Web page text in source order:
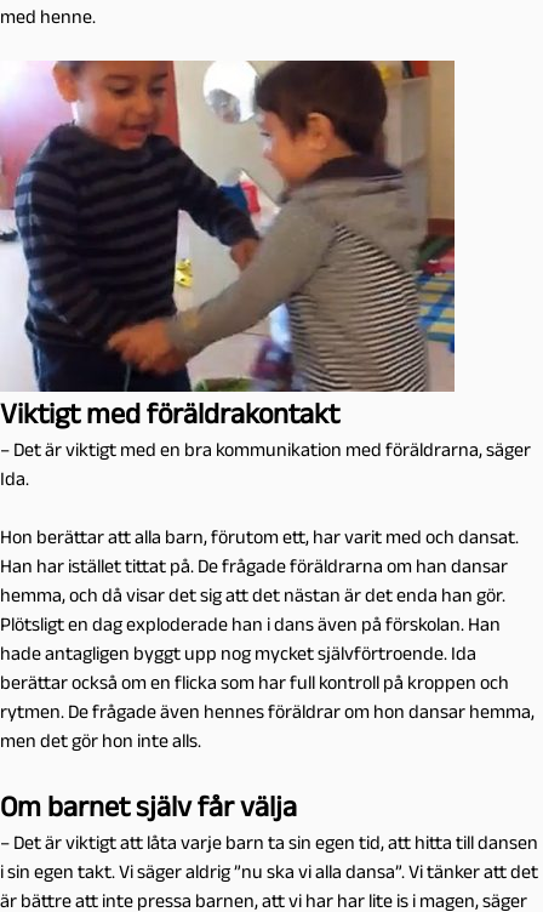
med henne.
Viktigt med föräldrakontakt
– Det är viktigt med en bra kommunikation med föräldrarna, säger
Ida.
Hon berättar att alla barn, förutom ett, har varit med och dansat.
Han har istället tittat på. De frågade föräldrarna om han dansar
hemma, och då visar det sig att det nästan är det enda han gör.
Plötsligt en dag exploderade han i dans även på förskolan. Han
hade antagligen byggt upp nog mycket självförtroende. Ida
berättar också om en flicka som har full kontroll på kroppen och
rytmen. De frågade även hennes föräldrar om hon dansar hemma,
men det gör hon inte alls.
Om barnet själv får välja
– Det är viktigt att låta varje barn ta sin egen tid, att hitta till dansen
i sin egen takt. Vi säger aldrig ”nu ska vi alla dansa”. Vi tänker att det
är bättre att inte pressa barnen, att vi har har lite is i magen, säger